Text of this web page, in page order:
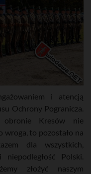
i atencją
Ochrony Pogranicza.
Kresów nie
wroga, to pozostało na
dla wszystkich,
Polski.
złożyć naszym